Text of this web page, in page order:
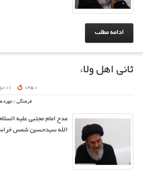
ادامه مطلب
ثانی اهل ولاء
11 دی 1348, 03:30 1 025
فرهنگی /چهره
مدح امام مجتبی علیه
الله سیدحسین شمس